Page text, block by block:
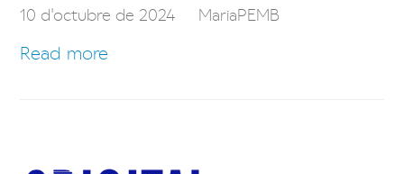
10 d'octubre de 2024 MariaPEMB
Read more